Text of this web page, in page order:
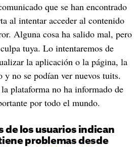
que se han encontrado
al intentar acceder al contenido
Alguna cosa ha salido mal, pero
tuya. Lo intentaremos de
la aplicación o la página, la
no se podían ver nuevos tuits.
plataforma no ha informado de
por todo el mundo.
de los usuarios indican
problemas desde